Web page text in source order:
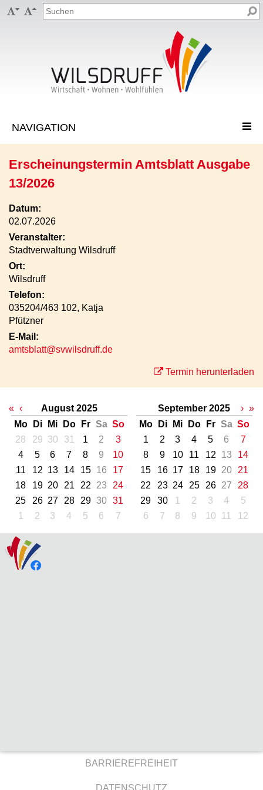
 
Erscheinungstermin Amtsblatt Ausgabe
13/2026
Datum:
02.07.2026
Veranstalter:
Stadtverwaltung Wilsdruff
Ort:
Wilsdruff
Telefon:
035204/463 102, Katja
Pfützner
E-Mail:
amtsblatt@svwilsdruff.de
Termin herunterladen
« ‹
August 2025
Mo
Di Mi Do Fr Sa So
28
29 30 31 1 2
3
4
5 6 7 8 9
10
11
12 13 14 15 16
17
18
19 20 21 22 23
24
25
26 27 28 29 30
31
1
2 3 4 5 6 7
September 2025
Mo
Di Mi Do Fr Sa So
1
2 3 4 5 6
7
8
9 10 11 12 13
14
15
16 17 18 19 20
21
22
23 24 25 26 27
28
29
30 1 2 3 4
5
6
7 8 9 10 11 12
› »
BARRIEREFREIHEIT
DATENSCHUTZ